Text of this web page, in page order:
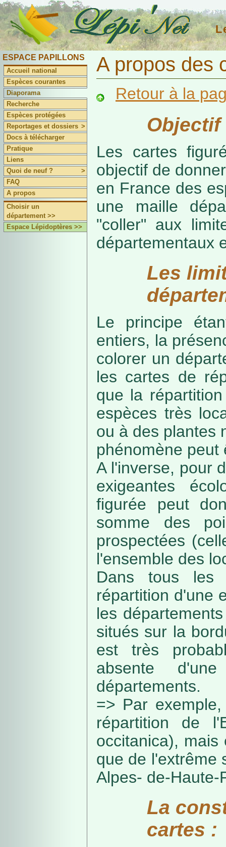
ESPACE PAPILLONS
Accueil national
Espèces courantes
Diaporama
Recherche
Espèces protégées
Reportages et dossiers >
Docs à télécharger
Pratique
Liens
Quoi de neuf ?
>
FAQ
A propos
Choisir un
département >>
Espace Lépidoptères >>
A propos des
Retour à la
Objectif
Les cartes
objectif de
en France des
une maille
"coller" aux
départementaux
Les
Le principe
entiers, la
colorer un
les cartes de
que la
espèces très
ou à des plantes
phénomène peut
A l'inverse, pour
exigeantes
figurée peut
somme des
prospectées
l'ensemble des
Dans tous les
répartition d'une
les
situés sur la
est très
absente
départements.
=> Par
répartition de
occitanica),
que de l'extrême
Alpes- de-Haute-
La
cartes :